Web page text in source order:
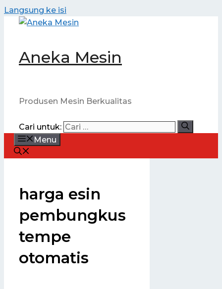
Langsung ke isi
Aneka Mesin
Produsen Mesin Berkualitas
Cari untuk:
Menu
harga esin
pembungkus
tempe
otomatis